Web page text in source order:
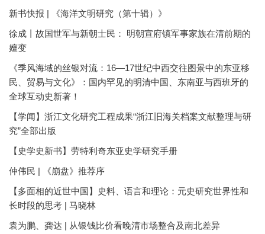
新书快报 | 《海洋文明研究（第十辑）》
徐成丨故国世军与新朝士民： 明朝宣府镇军事家族在清前期的
嬗变
《季风海域的丝银对流：16—17世纪中西交往图景中的东亚移
民、贸易与文化》：国内罕见的明清中国、东南亚与西班牙的
全球互动史新著！
【学闻】浙江文化研究工程成果“浙江旧海关档案文献整理与研
究”全部出版
【史学史新书】劳特利奇东亚史学研究手册
仲伟民 | 《崩盘》推荐序
【多面相的近世中国】史料、语言和理论：元史研究世界性和
长时段的思考 | 马晓林
袁为鹏、龚达 | 从银钱比价看晚清市场整合及南北差异